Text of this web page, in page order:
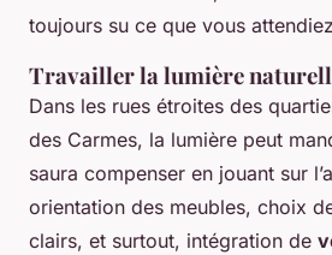
toujours su ce que vous
Travailler la lumière
Dans les rues étroites des
des Carmes, la lumière peut
saura compenser en jouant sur
orientation des meubles, choix
clairs, et surtout, intégration de